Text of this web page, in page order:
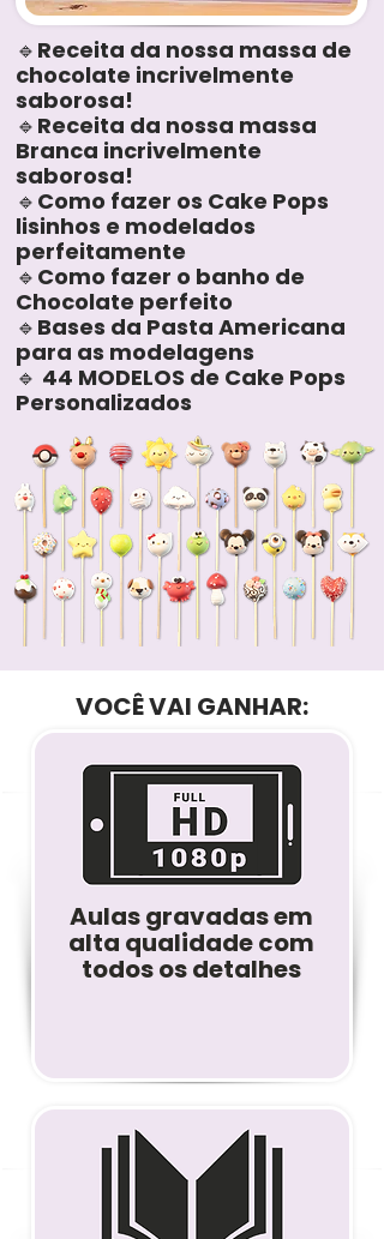
🔹Receita da nossa massa de
chocolate incrivelmente
saborosa!
🔹Receita da nossa massa
Branca incrivelmente
saborosa!
🔹Como fazer os Cake Pops
lisinhos e modelados
perfeitamente
🔹Como fazer o banho de
Chocolate perfeito
🔹Bases da Pasta Americana
para as modelagens
🔹 44 MODELOS de Cake Pops
Personalizados
VOCÊ VAI GANHAR:
Aulas gravadas em
alta qualidade com
todos os detalhes